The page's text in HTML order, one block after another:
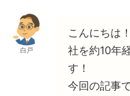
白戸
こんにちは
社を約10年
す！
今回の記事で